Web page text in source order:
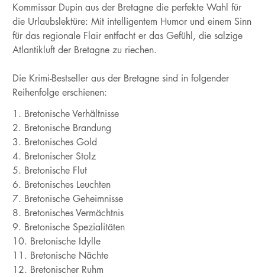
Kommissar Dupin aus der Bretagne die perfekte Wahl für
die Urlaubslektüre: Mit intelligentem Humor und einem Sinn
für das regionale Flair entfacht er das Gefühl, die salzige
Atlantikluft der Bretagne zu riechen.
Die Krimi-Bestseller aus der Bretagne sind in folgender
Reihenfolge erschienen:
Bretonische Verhältnisse
Bretonische Brandung
Bretonisches Gold
Bretonischer Stolz
Bretonische Flut
Bretonisches Leuchten
Bretonische Geheimnisse
Bretonisches Vermächtnis
Bretonische Spezialitäten
Bretonische Idylle
Bretonische Nächte
Bretonischer Ruhm